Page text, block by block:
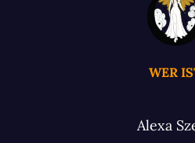
WER
Alexa